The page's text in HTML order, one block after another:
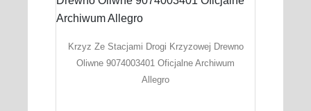
Krzyz Ze Stacjami Drogi Krzyzowej Drewno
Oliwne 9074003401 Oficjalne Archiwum
Allegro